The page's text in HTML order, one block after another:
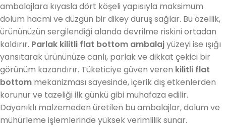
ambalajlara kıyasla dört köşeli yapısıyla maksimum
dolum hacmi ve düzgün bir dikey duruş sağlar. Bu özellik,
ürününüzün sergilendiği alanda devrilme riskini ortadan
kaldırır. Parlak kilitli flat bottom ambalajyüzeyi ise ışığı
yansıtarak ürününüze canlı, parlak ve dikkat çekici bir
görünüm kazandırır. Tüketiciye güven veren kilitli flat
bottom mekanizması sayesinde, içerik dış etkenlerden
korunur ve tazeliği ilk günkü gibi muhafaza edilir.
Dayanıklı malzemeden üretilen bu ambalajlar, dolum ve
mühürleme işlemlerinde yüksek verimlilik sunar.